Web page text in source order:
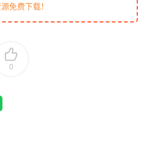
免费下载！
0